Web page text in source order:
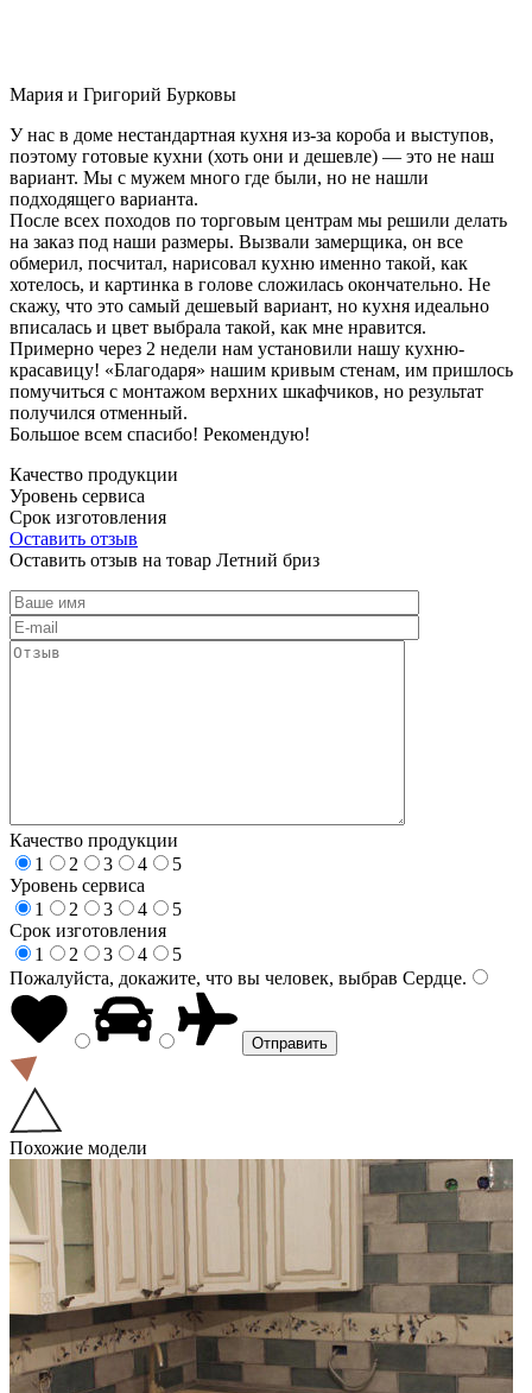
Мария и Григорий Бурковы
У нас в доме нестандартная кухня из-за короба и выступов,
поэтому готовые кухни (хоть они и дешевле) — это не наш
вариант. Мы с мужем много где были, но не нашли
подходящего варианта.
После всех походов по торговым центрам мы решили делать
на заказ под наши размеры. Вызвали замерщика, он все
обмерил, посчитал, нарисовал кухню именно такой, как
хотелось, и картинка в голове сложилась окончательно. Не
скажу, что это самый дешевый вариант, но кухня идеально
вписалась и цвет выбрала такой, как мне нравится.
Примерно через 2 недели нам установили нашу кухню-
красавицу! «Благодаря» нашим кривым стенам, им пришлось
помучиться с монтажом верхних шкафчиков, но результат
получился отменный.
Большое всем спасибо! Рекомендую!
Качество продукции
Уровень сервиса
Срок изготовления
Оставить отзыв
Оставить отзыв на товар Летний бриз
Качество продукции
1
2 3 4
5
Уровень сервиса
1
2 3 4
5
Срок изготовления
1
2 3 4
5
Пожалуйста, докажите, что вы человек, выбрав Сердце.
Похожие модели